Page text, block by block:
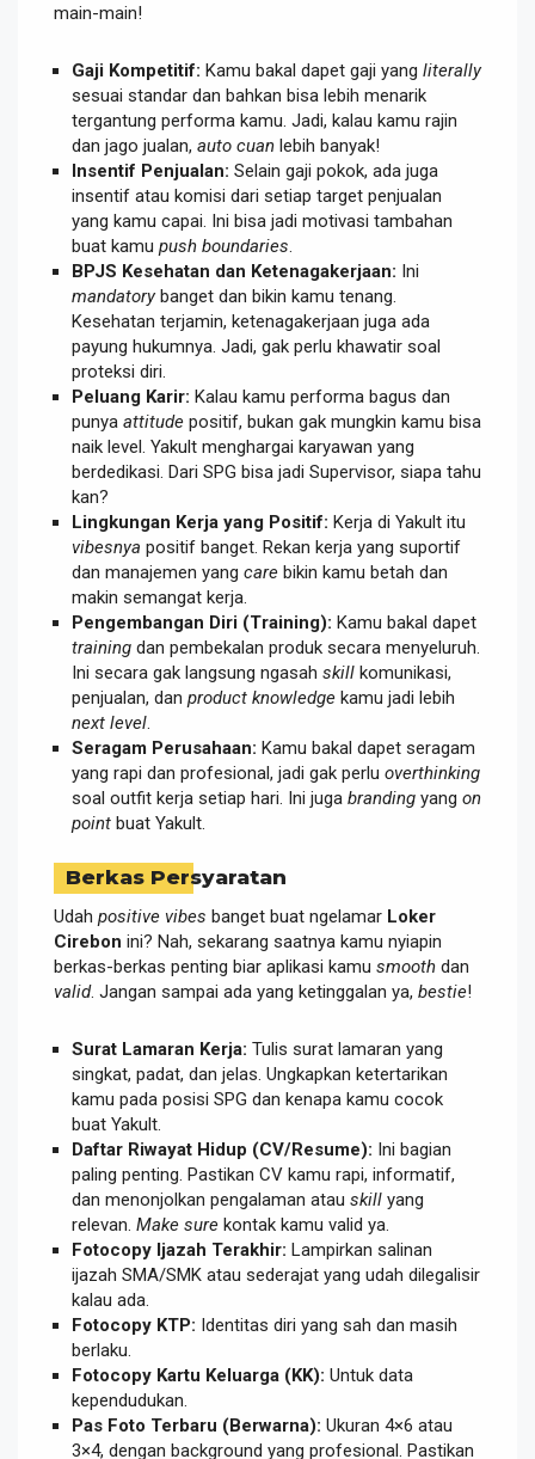
main-main!
Gaji Kompetitif: Kamu bakal dapet gaji yang literally
sesuai standar dan bahkan bisa lebih menarik
tergantung performa kamu. Jadi, kalau kamu rajin
dan jago jualan, auto cuan lebih banyak!
Insentif Penjualan: Selain gaji pokok, ada juga
insentif atau komisi dari setiap target penjualan
yang kamu capai. Ini bisa jadi motivasi tambahan
buat kamu push boundaries
BPJS Kesehatan dan Ketenagakerjaan: Ini
mandatorybanget dan bikin kamu tenang.
Kesehatan terjamin, ketenagakerjaan juga ada
payung hukumnya. Jadi, gak perlu khawatir soal
proteksi diri.
Peluang Karir: Kalau kamu performa bagus dan
punya attitude positif, bukan gak mungkin kamu bisa
naik level. Yakult menghargai karyawan yang
berdedikasi. Dari SPG bisa jadi Supervisor, siapa tahu
kan?
Lingkungan Kerja yang Positif: Kerja di Yakult itu
vibesnya positif banget. Rekan kerja yang suportif
dan manajemen yang care bikin kamu betah dan
makin semangat kerja.
Pengembangan Diri (Training): Kamu bakal dapet
training dan pembekalan produk secara menyeluruh.
Ini secara gak langsung ngasah skill komunikasi,
penjualan, dan product knowledge kamu jadi lebih
next level
Seragam Perusahaan: Kamu bakal dapet seragam
yang rapi dan profesional, jadi gak perlu overthinking
soal outfit kerja setiap hari. Ini juga branding yang on
point buat Yakult.
Berkas Persyaratan
Udah positive vibes banget buat ngelamar Loker
Cirebon ini? Nah, sekarang saatnya kamu nyiapin
berkas-berkas penting biar aplikasi kamu smooth dan
valid. Jangan sampai ada yang ketinggalan ya, bestie!
Surat Lamaran Kerja: Tulis surat lamaran yang
singkat, padat, dan jelas. Ungkapkan ketertarikan
kamu pada posisi SPG dan kenapa kamu cocok
buat Yakult.
Daftar Riwayat Hidup (CV/Resume): Ini bagian
paling penting. Pastikan CV kamu rapi, informatif,
dan menonjolkan pengalaman atau skill yang
relevan. Make sure kontak kamu valid ya.
Fotocopy Ijazah Terakhir: Lampirkan salinan
ijazah SMA/SMK atau sederajat yang udah dilegalisir
kalau ada.
Fotocopy KTP: Identitas diri yang sah dan masih
berlaku.
Fotocopy Kartu Keluarga (KK): Untuk data
kependudukan.
Pas Foto Terbaru (Berwarna): Ukuran 4×6 atau
3×4, dengan background yang profesional. Pastikan